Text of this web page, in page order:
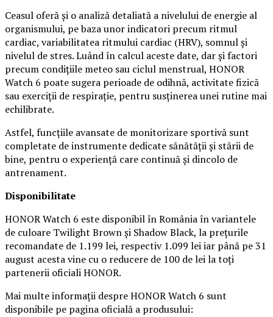
Ceasul oferă și o analiză detaliată a nivelului de energie al
organismului, pe baza unor indicatori precum ritmul
cardiac, variabilitatea ritmului cardiac (HRV), somnul și
nivelul de stres. Luând în calcul aceste date, dar și factori
precum condițiile meteo sau ciclul menstrual, HONOR
Watch 6 poate sugera perioade de odihnă, activitate fizică
sau exerciții de respirație, pentru susținerea unei rutine mai
echilibrate.
Astfel, funcțiile avansate de monitorizare sportivă sunt
completate de instrumente dedicate sănătății și stării de
bine, pentru o experiență care continuă și dincolo de
antrenament.
Disponibilitate
HONOR Watch 6 este disponibil în România în variantele
de culoare Twilight Brown și Shadow Black, la prețurile
recomandate de 1.199 lei, respectiv 1.099 lei iar până pe 31
august acesta vine cu o reducere de 100 de lei la toți
partenerii oficiali HONOR.
Mai multe informații despre HONOR Watch 6 sunt
disponibile pe pagina oficială a produsului: